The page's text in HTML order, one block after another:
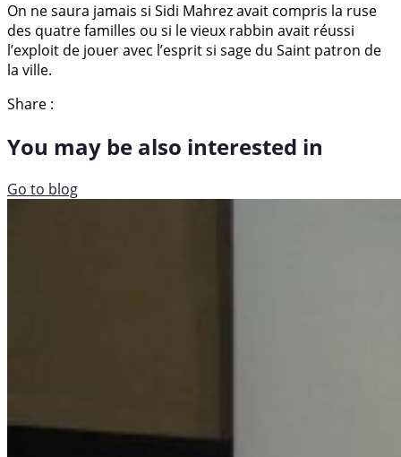
On ne saura jamais si Sidi Mahrez avait compris la ruse
des quatre familles ou si le vieux rabbin avait réussi
l’exploit de jouer avec l’esprit si sage du Saint patron de
la ville.
Share :
You may be also interested in
Go to blog